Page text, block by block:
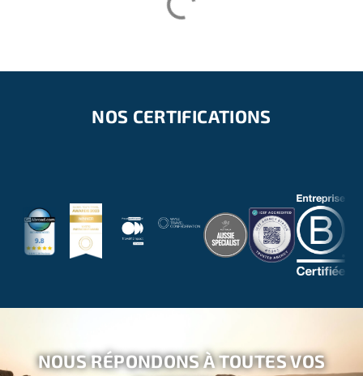
NOS CERTIFICATIONS
NOUS RÉPONDONS À TOUTES VOS